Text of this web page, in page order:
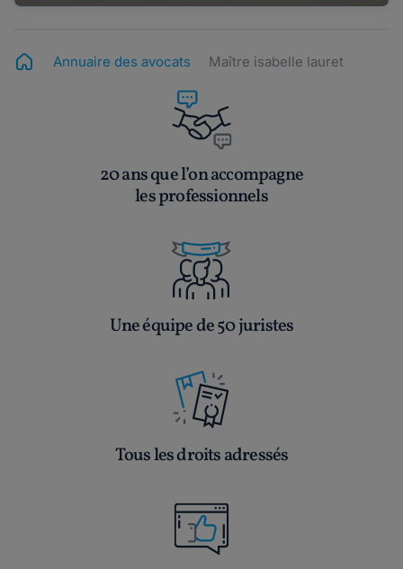
Annuaire des avocats Maître isabelle lauret
20 ans que l’on accompagne
les professionnels
Une équipe de 50 juristes
Tous les droits adressés